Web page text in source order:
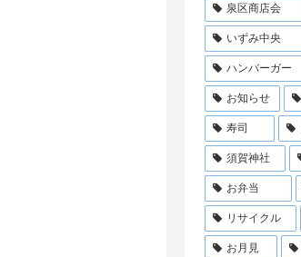
泉区商店会
いずみ中央
ハンバーガー
お知らせ
寿司
須賀神社
お弁当
リサイクル
お月見